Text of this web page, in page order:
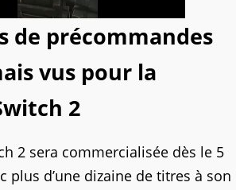
de précommandes
vus pour la
2
2 sera commercialisée dès le 5
plus d’une dizaine de titres à son